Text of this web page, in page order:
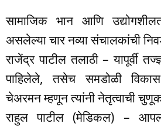
सामाजिक भान आणि
असलेल्या चार नव्या संचालकांची
राजेंद्र पाटील तलाठी – यापूर्वी
पाहिलेले, तसेच समडोळी
चेअरमन म्हणून त्यांनी नेतृत्वाची
राहुल पाटील (मेडिकल) –